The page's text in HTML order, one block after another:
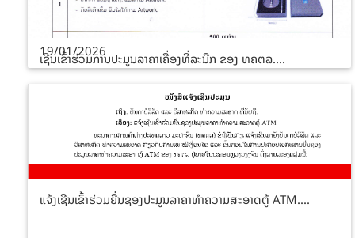
ເຊີນເຂົ້າຮ່ວມການປະມູນລາຄາເຄື່ອງທີ່ລະນືກ ຂອງ ທຄຕລ....
19/01/2026
ແຈ້ງເຊີນເຂົ້າຮ່ວມຍື່ນຊອງປະມູນລາຄາທໍາຄວາມສະອາດຕູ້ ATM....